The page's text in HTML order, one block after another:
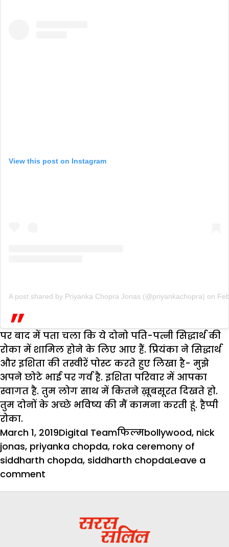
View this post on Instagram
A post shared by Priyanka Chopra Jonas (@priyankachopra) on
पर बाद में पता चला कि ये दोनो पति-पत्नी सिद्धार्थ की
रोका में शामिल होने के लिए आए हैं. प्रियंका ने सिद्धार्थ
और इशिता की तस्वीरें पोस्ट करते हुए लिखा है- मुझे
अपने छोटे भाई पर गर्व है. इशिता परिवार में आपका
स्वागत है. तुम लोग साथ में कितने ख़ूबसूरत दिखते हो.
तुम दोनों के अच्छे भविष्य की मैं कामना करती हूं. हैप्पी
रोका.
Posted
on
March 1, 2019Author
Digital TeamCategories
फिल्मTags
bollywood, nick
jonas, priyanka chopda, roka ceremony of
siddharth chopda, siddharth chopdaLeave a
comment